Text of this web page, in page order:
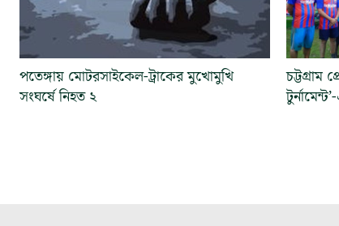
পতেঙ্গায় মোটরসাইকেল-ট্রাকের মুখোমুখি
সংঘর্ষে নিহত ২
চট্টগ্রাম